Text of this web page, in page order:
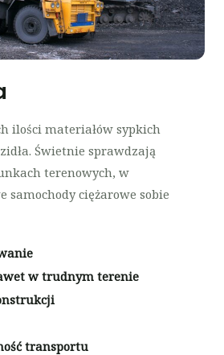
ilości materiałów sypkich
Świetnie sprawdzają
terenowych, w
samochody ciężarowe sobie
w trudnym terenie
transportu